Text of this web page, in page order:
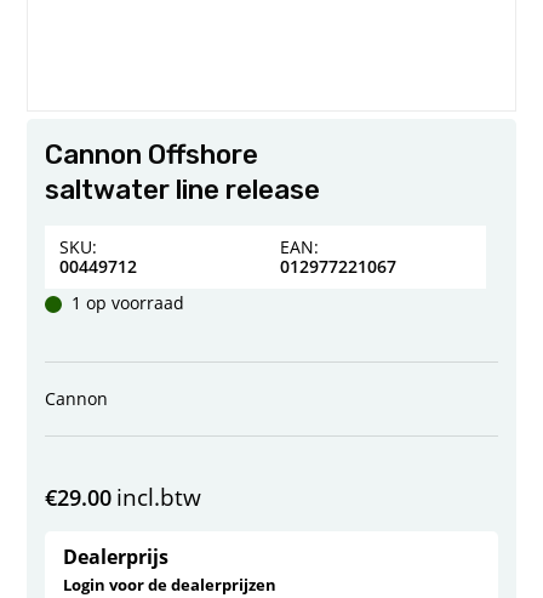
Cannon Offshore
saltwater line release
SKU:
00449712
EAN:
012977221067
1 op voorraad
Cannon
€29.00 incl.btw
Dealerprijs
Login voor de dealerprijzen